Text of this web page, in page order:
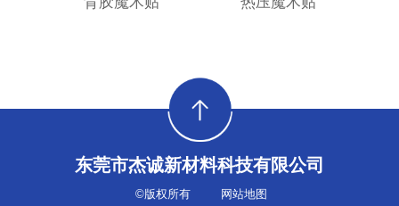
东莞市杰诚新材料科技有限公司
©版权所有 网站地图